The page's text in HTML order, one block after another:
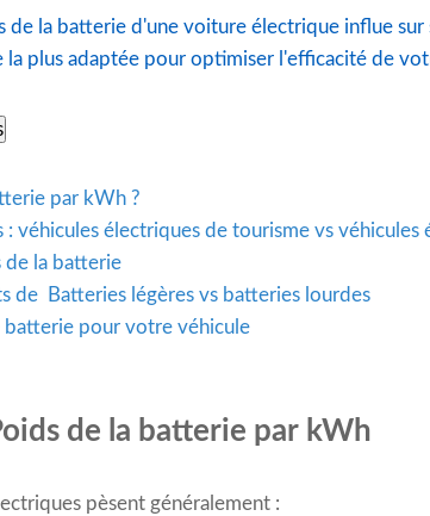
de la batterie d'une voiture électrique influe sur
la plus adaptée pour optimiser l'efficacité de
par kWh ?
: véhicules électriques de tourisme vs véhicules
de la batterie
de
Batteries légères vs batteries lourdes
batterie pour votre véhicule
de la batterie par kWh
pèsent généralement :